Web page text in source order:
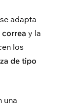
adapta
y la
los
de tipo
una